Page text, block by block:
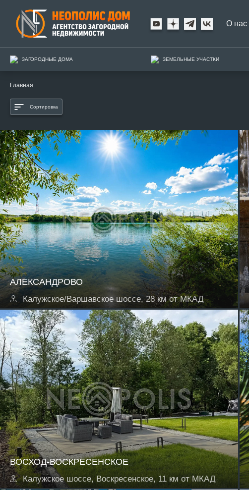
О нас
ЗАГОРОДНЫЕ ДОМА ЗЕМЕЛЬНЫЕ УЧАСТКИ
Главная
Сортировка
АЛЕКСАНДРОВО
Калужское/Варшавское шоссе, 28 км от МКАД
ВОСХОД-ВОСКРЕСЕНСКОЕ
Калужское шоссе, Воскресенское, 11 км от МКАД